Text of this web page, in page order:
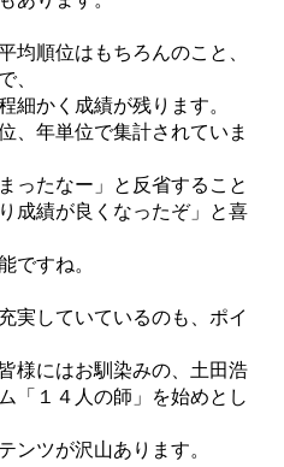
均順位はもちろんのこと、
、
細かく成績が残ります。
、年単位で集計されていま
ったなー」と反省すること
成績が良くなったぞ」と喜
ですね。
実していているのも、ポイ
様にはお馴染みの、土田浩
「１４人の師」を始めとし
ンツが沢山あります。